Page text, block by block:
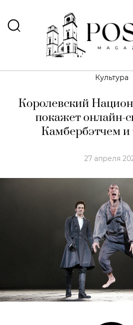
Культура
Королевский
покажет онлайн-
Камбербэтчем
27 апреля